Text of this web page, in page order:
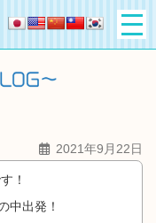
2021年9月22日
！
中出発！